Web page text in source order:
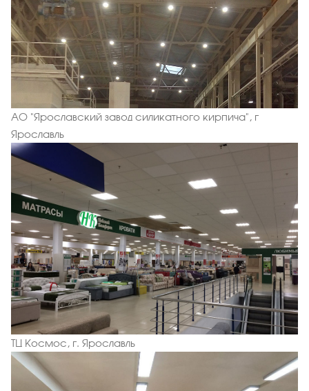
АО "Ярославский завод силикатного кирпича", г
Ярославль
ТЦ Космос, г. Ярославль